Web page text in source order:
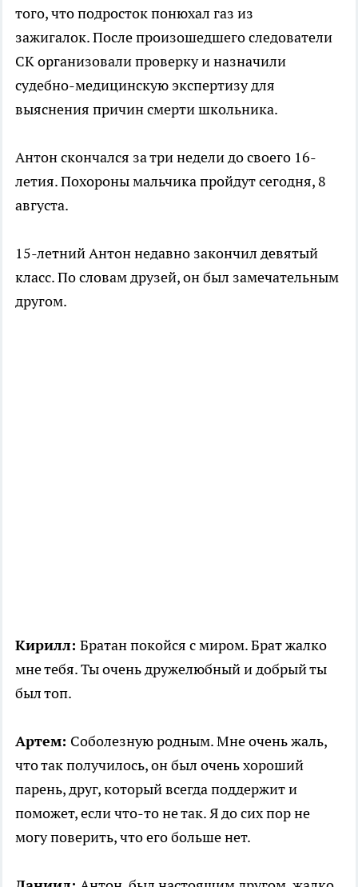
того, что подросток понюхал газ из
зажигалок. После произошедшего следователи
СК организовали проверку и назначили
судебно-медицинскую экспертизу для
выяснения причин смерти школьника.
Антон скончался за три недели до своего 16-
летия. Похороны мальчика пройдут сегодня, 8
августа.
15-летний Антон недавно закончил девятый
класс. По словам друзей, он был замечательным
другом.
Кирилл: Братан покойся с миром. Брат жалко
мне тебя. Ты очень дружелюбный и добрый ты
был топ.
Артем: Соболезную родным. Мне очень жаль,
что так получилось, он был очень хороший
парень, друг, который всегда поддержит и
поможет, если что-то не так. Я до сих пор не
могу поверить, что его больше нет.